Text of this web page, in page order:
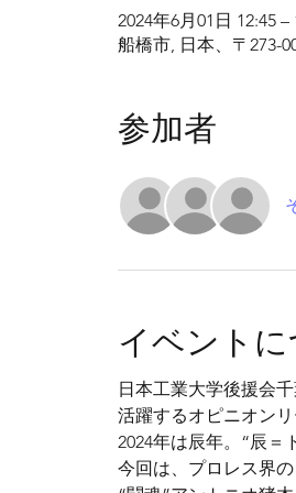
2024年6月01日 12:45 –
船橋市, 日本、〒273-
参加者
イベント
日本工業大学後援会
活躍するオピニオン
2024年は辰年。“辰＝
今回は、プロレス界